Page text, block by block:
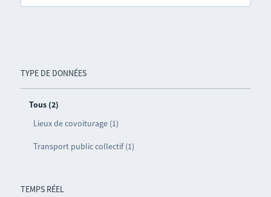
TYPE DE DONNÉES
Tous (2)
Lieux de covoiturage (1)
Transport public collectif (1)
TEMPS RÉEL